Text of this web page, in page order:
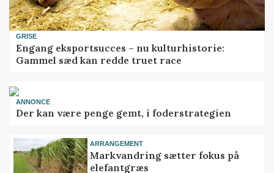
GRISE
Engang eksportsucces – nu kulturhistorie:
Gammel sæd kan redde truet race
ANNONCE
Der kan være penge gemt, i foderstrategien
ARRANGEMENT
Markvandring sætter fokus på
elefantgræs